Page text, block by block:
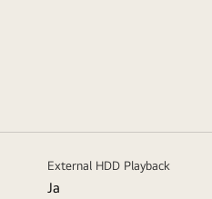
External HDD Playback
Ja